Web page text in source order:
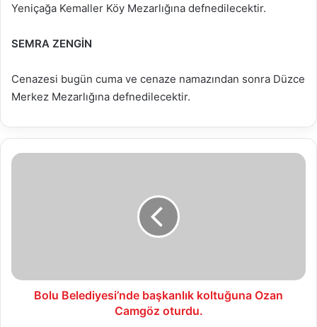
Yeniçağa Kemaller Köy Mezarlığına defnedilecektir.
SEMRA ZENGİN
Cenazesi bugün cuma ve cenaze namazından sonra Düzce
Merkez Mezarlığına defnedilecektir.
Bolu
Bolu Belediyesi’nde başkanlık koltuğuna Ozan
Camgöz oturdu.